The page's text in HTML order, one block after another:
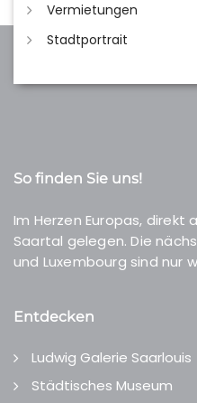
Vermietungen
Stadtportrait
So finden Sie uns!
Im Herzen Europas, direkt
Saartal gelegen. Die
und Luxembourg sind nur
Entdecken
Ludwig Galerie Saarlouis
Städtisches Museum